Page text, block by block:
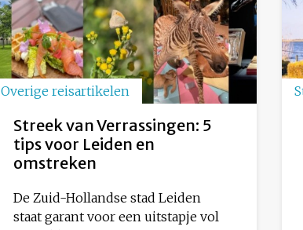
Overige reisartikelen
Streek van Verrassingen: 5
tips voor Leiden en
omstreken
De Zuid-Hollandse stad Leiden
staat garant voor een uitstapje vol